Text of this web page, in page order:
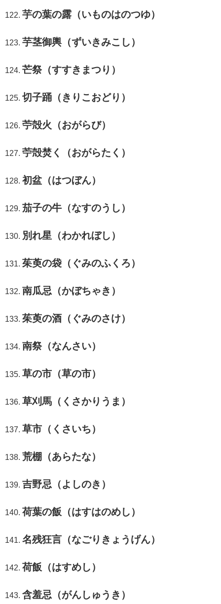
芋の葉の露（いものはのつゆ）
芋茎御輿（ずいきみこし）
芒祭（すすきまつり）
切子踊（きりこおどり）
苧殻火（おがらび）
苧殻焚く（おがらたく）
初盆（はつぼん）
茄子の牛（なすのうし）
別れ星（わかれぼし）
茱萸の袋（ぐみのふくろ）
南瓜忌（かぼちゃき）
茱萸の酒（ぐみのさけ）
南祭（なんさい）
草の市（草の市）
草刈馬（くさかりうま）
草市（くさいち）
荒棚（あらたな）
吉野忌（よしのき）
荷葉の飯（はすはのめし）
名残狂言（なごりきょうげん）
荷飯（はすめし）
含羞忌（がんしゅうき）